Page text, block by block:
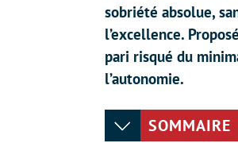
sobriété absolue,
l’excellence.
pari risqué du
l’autonomie.
SOMMAIRE